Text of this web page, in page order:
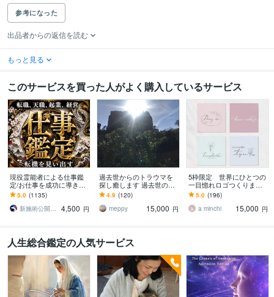
参考になった
出品者からの返信を読む
もっと見る
このサービスを買った人がよく購入しているサービス
現役霊能者による仕事鑑
定/お仕事を成功に導きま
す 【最低3500文字以上】
転職就職・金運・天職・
人間関係・起業
5.0 (1135)
新施術公開→≪相手意識強制変化≫◆星桜龍
4,500 円
過去世からのトラウマを
探し癒します 過去世のう
ち今解放するべき時代の
ものを見つけ解放します
4.9 (120)
meppy
15,000 円
5枠限定 世界にひとつの
一目惚れロゴつくります
イラストレーター兼デザ
イナーがブランドコンセ
プトからご提案
5.0 (196)
a minchi
15,000 円
人生総合鑑定の人気サービス